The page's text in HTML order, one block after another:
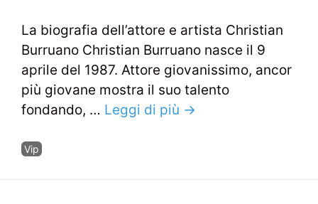
La biografia dell’attore e artista Christian
Burruano Christian Burruano nasce il 9
aprile del 1987. Attore giovanissimo, ancor
più giovane mostra il suo talento
fondando, … Leggi di più →
Categorie
Vip